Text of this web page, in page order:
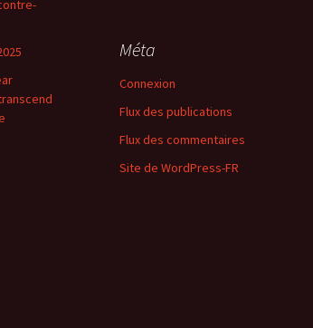
Méta
Connexion
Flux des publications
Flux des commentaires
Site de WordPress-FR